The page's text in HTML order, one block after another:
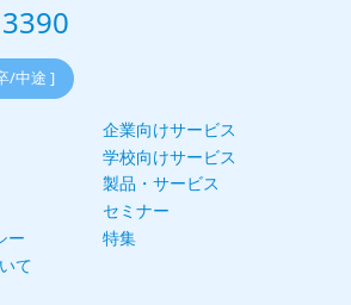
3390
/中途 ]
ー
て
企業向けサービス
学校向けサービス
製品・サービス
セミナー
特集